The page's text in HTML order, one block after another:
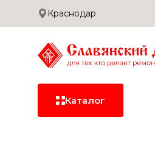
Краснодар
Каталог
Сотрудничество
Дилерам
Застройщикам
Доставка и оплата